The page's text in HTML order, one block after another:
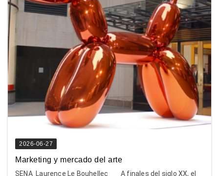
2026-06-27
Marketing y mercado del arte
SENA Laurence Le Bouhellec A finales del siglo XX, el